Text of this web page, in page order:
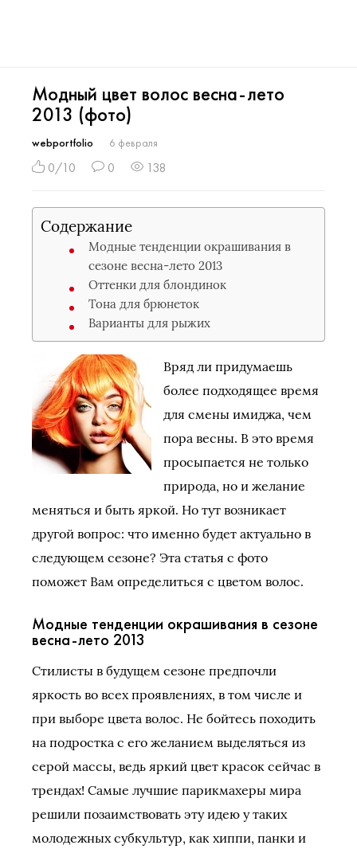
Модный цвет волос весна-лето
2013 (фото)
webportfolio 6 февраля
0/10 0 138
Содержание
Модные тенденции окрашивания в
сезоне весна-лето 2013
Оттенки для блондинок
Тона для брюнеток
Варианты для рыжих
Вряд ли придумаешь
более подходящее время
для смены имиджа, чем
пора весны. В это время
просыпается не только
природа, но и желание
меняться и быть яркой. Но тут возникает
другой вопрос: что именно будет актуально в
следующем сезоне? Эта статья с фото
поможет Вам определиться с цветом волос.
Модные тенденции окрашивания в сезоне
весна-лето 2013
Стилисты в будущем сезоне предпочли
яркость во всех проявлениях, в том числе и
при выборе цвета волос. Не бойтесь походить
на подростка с его желанием выделяться из
серой массы, ведь яркий цвет красок сейчас в
трендах! Самые лучшие парикмахеры мира
решили позаимствовать эту идею у таких
молодежных субкультур, как хиппи, панки и